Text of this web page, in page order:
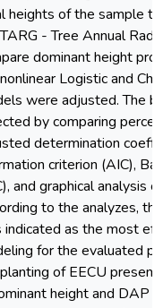
heights of the sample
- Tree Annual
dominant height
Logistic and
were adjusted. The
by comparing
determination
criterion (AIC),
and graphical analysis
to the analyzes,
indicated as the most
for the evaluated
of EECU
height and DAP